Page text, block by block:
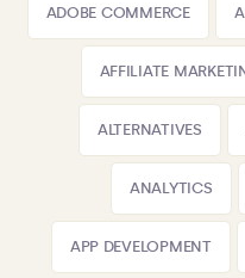
ADOBE COMMERCE
AFFILIATE
ALTERNATIVES
ANALYTICS
APP DEVELOPMENT